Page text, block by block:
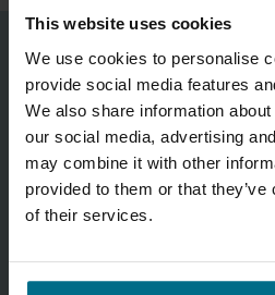
This website uses cookies
We use cookies to personalise
provide social media features
We also share information
our social media, advertising
may combine it with other
provided to them or that
of their services.